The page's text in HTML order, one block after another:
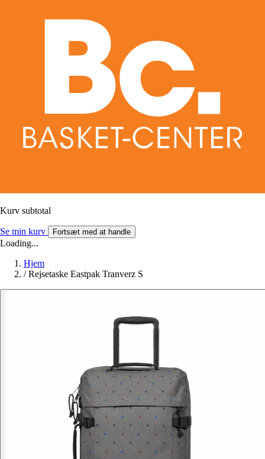
Kurv subtotal
Se min kurv Fortsæt med at handle
Loading...
Hjem
/ Rejsetaske Eastpak Tranverz S